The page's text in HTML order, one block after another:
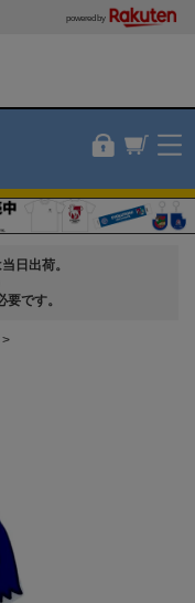
powered by
日出荷。
です。